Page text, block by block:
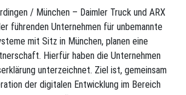
/ München – Daimler Truck und ARX
führenden Unternehmen für unbemannte
mit Sitz in München, planen eine
Hierfür haben die Unternehmen
unterzeichnet. Ziel ist, gemeinsam
der digitalen Entwicklung im Bereich